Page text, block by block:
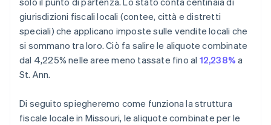
giurisdizioni fiscali locali (contee, città e distretti
speciali) che applicano imposte sulle vendite locali che
si sommano tra loro. Ciò fa salire le aliquote combinate
dal 4,225% nelle aree meno tassate fino al 12,238% a
St. Ann.
Di seguito spiegheremo come funziona la struttura
fiscale locale in Missouri, le aliquote combinate per le